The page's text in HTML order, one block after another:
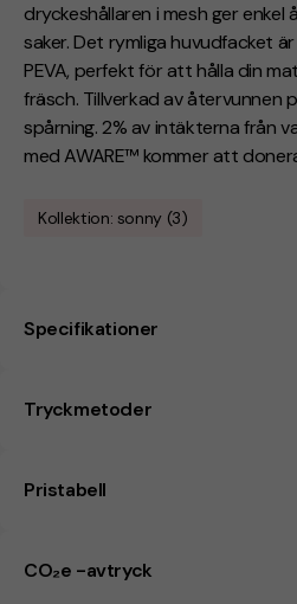
dryckeshållaren i mesh ger
saker. Det rymliga huvudfacket
PEVA, perfekt för att hålla din
fräsch. Tillverkad av återvunnen
spårning. 2% av intäkterna från
med AWARE™ kommer att
Kollektion: sonny (3)
Specifikationer
Tryckmetoder
Pristabell
CO₂e -avtryck